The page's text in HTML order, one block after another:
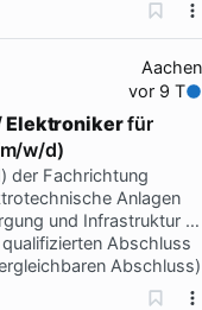
Aachen
vor 9 T
Elektronikerfür
w/d)
der Fachrichtung
Anlagen
und Infrastruktur …
Abschluss
Abschluss)